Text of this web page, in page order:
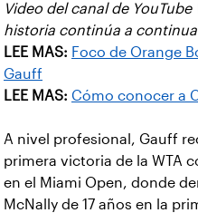
Video del canal de
historia continúa a
LEE MAS: Foco de Orange
Gauff
LEE MAS: Cómo conocer a
A nivel profesional, Gauff
primera victoria de la WTA
en el Miami Open, donde
McNally de 17 años en la